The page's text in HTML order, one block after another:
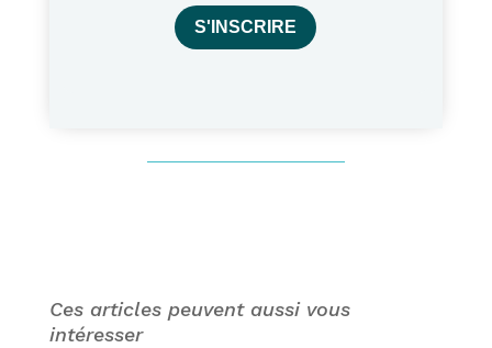
S'INSCRIRE
Ces articles peuvent aussi vous
intéresser